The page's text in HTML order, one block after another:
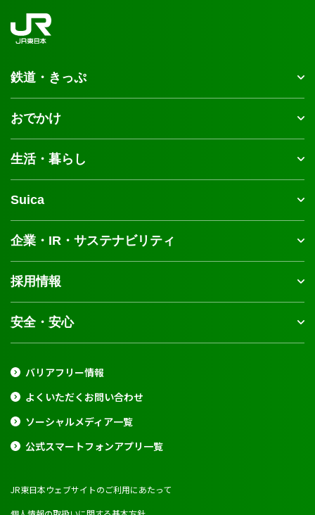
鉄道・きっぷ
おでかけ
生活・暮らし
Suica
企業・IR・サステナビリティ
採用情報
安全・安心
バリアフリー情報
よくいただくお問い合わせ
ソーシャルメディア一覧
公式スマートフォンアプリ一覧
JR東日本ウェブサイトのご利用にあたって